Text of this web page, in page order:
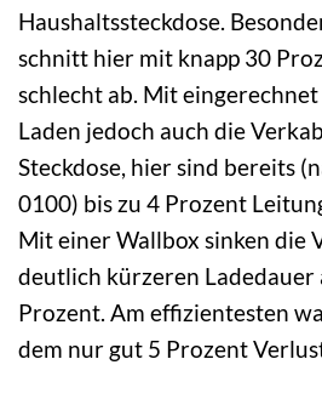
Haushaltssteckdose.
schnitt hier mit knapp 30
schlecht ab. Mit
Laden jedoch auch die
Steckdose, hier sind bereits
0100) bis zu 4 Prozent
Mit einer Wallbox sinken die
deutlich kürzeren Ladedauer
Prozent. Am effizientesten
dem nur gut 5 Prozent